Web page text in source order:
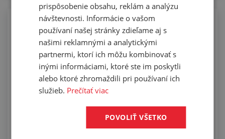
Osadzovanie potravinárskych hadíc
nerezovými koncovkami
prispôsobenie obsahu, reklám a analýzu
návštevnosti. Informácie o vašom
používaní našej stránky zdieľame aj s
našimi reklamnými a analytickými
partnermi, ktorí ich môžu kombinovať s
inými informáciami, ktoré ste im poskytli
alebo ktoré zhromaždili pri používaní ich
služieb. Prečítať viac
POVOLIŤ VŠETKO